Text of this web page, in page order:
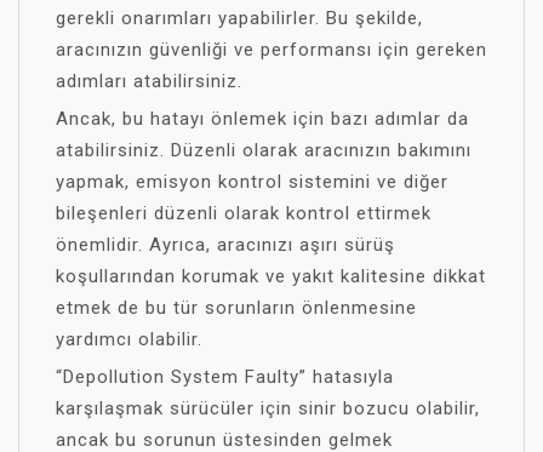
gerekli onarımları yapabilirler. Bu şekilde,
aracınızın güvenliği ve performansı için gereken
adımları atabilirsiniz.
Ancak, bu hatayı önlemek için bazı adımlar da
atabilirsiniz. Düzenli olarak aracınızın bakımını
yapmak, emisyon kontrol sistemini ve diğer
bileşenleri düzenli olarak kontrol ettirmek
önemlidir. Ayrıca, aracınızı aşırı sürüş
koşullarından korumak ve yakıt kalitesine dikkat
etmek de bu tür sorunların önlenmesine
yardımcı olabilir.
“Depollution System Faulty” hatasıyla
karşılaşmak sürücüler için sinir bozucu olabilir,
ancak bu sorunun üstesinden gelmek